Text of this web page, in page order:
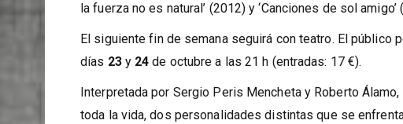
la fuerza no es natural’ (2012) y ‘Canciones de sol amigo’
El siguiente fin de semana seguirá con teatro. El público
días 23y 24 de octubre a las 21 h (entradas: 17 €).
Interpretada por Sergio Peris Mencheta y Roberto
toda la vida, dos personalidades distintas que se